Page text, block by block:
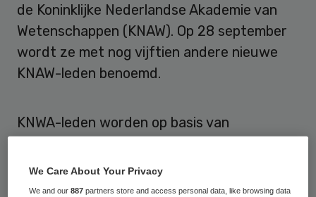
de Koninklijke Nederlandse Akademie van
Wetenschappen (KNAW). Op 28 september
wordt ze met nog vijftien andere nieuwe
KNAW-leden benoemd.
KNWA-leden worden op basis van
gekozen door bestaande leden. Het
lidmaatschap geldt als een van de hoogste
We Care About Your Privacy
We and our887 partners store and access personal data, like browsing data